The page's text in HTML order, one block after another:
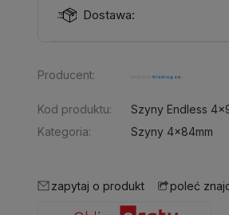
Dostawa:
Producent:
Kod produktu:
Szyny Endless
Kategoria:
Szyny 4x84mm
zapytaj o produkt poleć